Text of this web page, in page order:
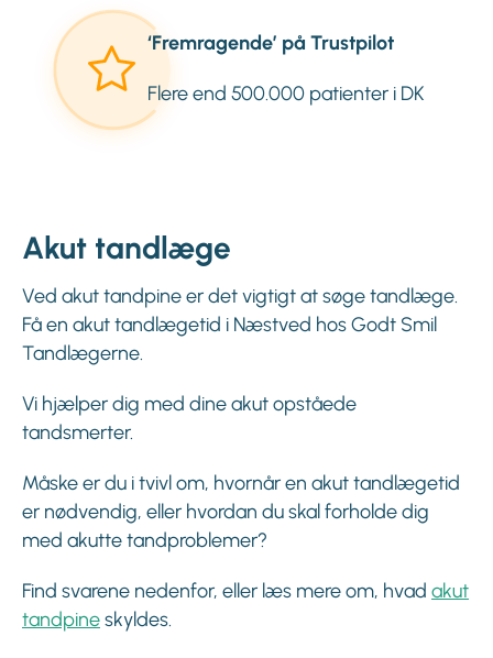
‘Fremragende’ på Trustpilot
Flere end 500.000 patienter i DK
Akut tandlæge
Ved akut tandpine er det vigtigt at søge tandlæge.
Få en akut tandlægetid i Næstved hos Godt Smil
Tandlægerne.
Vi hjælper dig med dine akut opståede
tandsmerter.
Måske er du i tvivl om, hvornår en akut tandlægetid
er nødvendig, eller hvordan du skal forholde dig
med akutte tandproblemer?
Find svarene nedenfor, eller læs mere om, hvad akut
tandpineskyldes.